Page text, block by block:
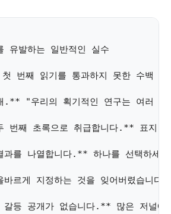
유발하는 일반적인 실수
첫 번째 읽기를 통과하지 못한 수백
"우리의 획기적인 연구는 여러 분
번째 초록으로 취급합니다.** 표지
를 나열합니다.** 하나를 선택하세
르게 지정하는 것을 잊어버렸습니
등 공개가 없습니다.** 많은 저널